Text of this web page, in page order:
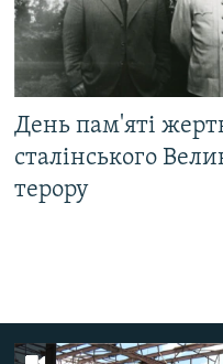
День пам'яті
сталінського
терору